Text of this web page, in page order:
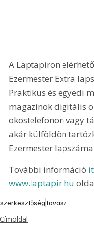
A Laptapiron
Ezermester Extra
Praktikus és egyedi
magazinok digitális
okostelefonon vagy
akár külföldön
Ezermester
További információ
www.laptapir.hu
szerkesztőségtavasz
Címoldal